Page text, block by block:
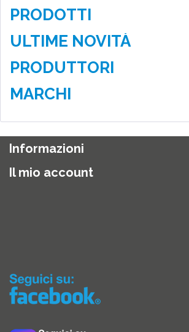
PRODOTTI
ULTIME NOVITÀ
PRODUTTORI
MARCHI
Informazioni
Il mio account